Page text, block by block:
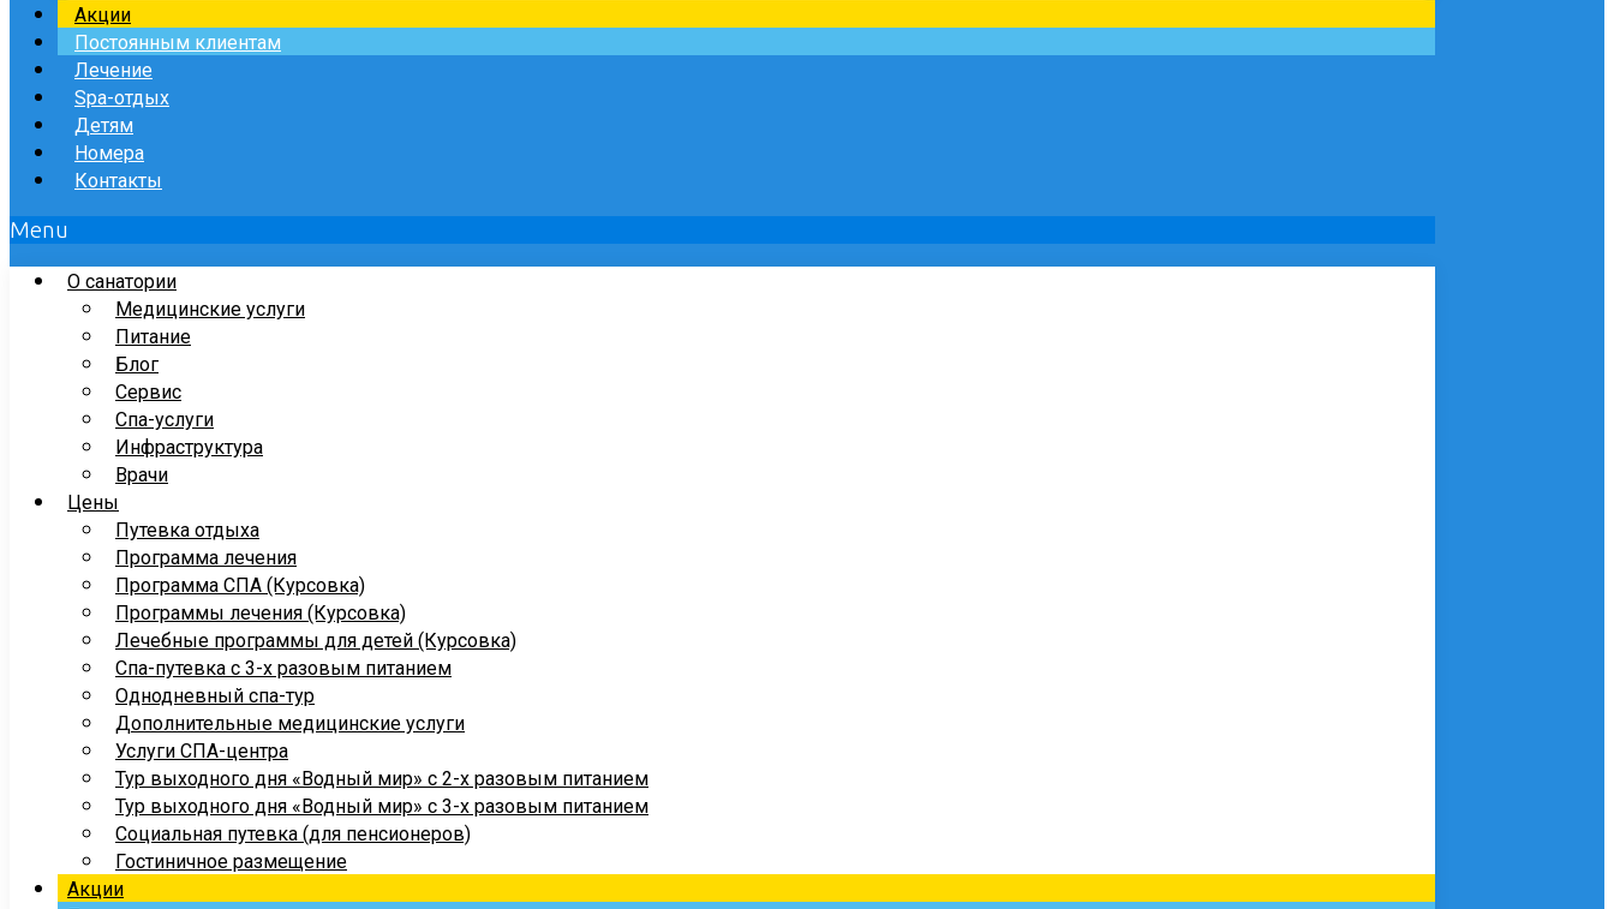
Акции
Постоянным клиентам
Лечение
Spa-отдых
Детям
Номера
Контакты
Menu
О санатории
Медицинские услуги
Питание
Блог
Сервис
Спа-услуги
Инфраструктура
Врачи
Цены
Путевка отдыха
Программа лечения
Программа СПА (Курсовка)
Программы лечения (Курсовка)
Лечебные программы для детей (Курсовка)
Спа-путевка с 3-х разовым питанием
Однодневный спа-тур
Дополнительные медицинские услуги
Услуги СПА-центра
Тур выходного дня «Водный мир» с 2-х разовым питанием
Тур выходного дня «Водный мир» с 3-х разовым питанием
Социальная путевка (для пенсионеров)
Гостиничное размещение
Акции